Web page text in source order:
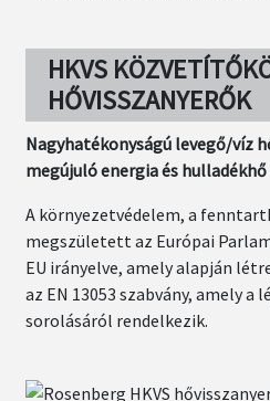
HKVS
HŐVISSZANYERŐK
Nagyhatékonyságú levegő/víz
megújuló energia és
A környezetvédelem, a
megszületett az Európai
EU irányelve, amely alapján
az EN 13053 szabvány, amely
sorolásáról rendelkezik.